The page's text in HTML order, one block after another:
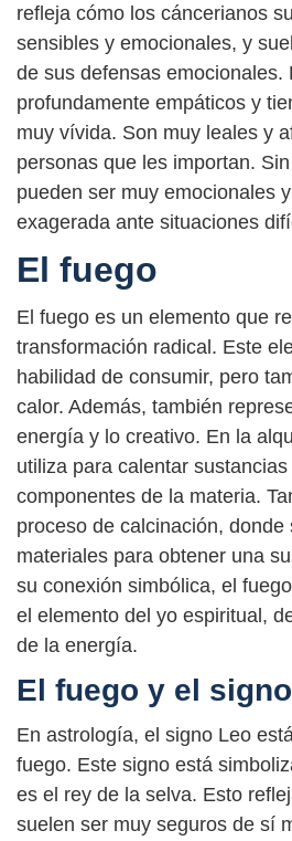
refleja cómo los cáncerianos
sensibles y emocionales, y
de sus defensas emocionales.
profundamente empáticos y
muy vívida. Son muy leales y
personas que les importan.
pueden ser muy emocionales
exagerada ante situaciones
El fuego
El fuego es un elemento que
transformación radical. Este
habilidad de consumir, pero
calor. Además, también
energía y lo creativo. En la
utiliza para calentar
componentes de la materia.
proceso de calcinación, donde
materiales para obtener una
su conexión simbólica, el
el elemento del yo espiritual,
de la energía.
El fuego y el
En astrología, el signo Leo
fuego. Este signo está
es el rey de la selva. Esto
suelen ser muy seguros de sí